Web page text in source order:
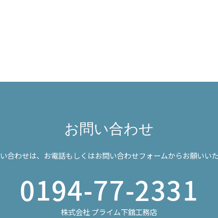
お問い合わせ
合わせは、お電話もしくはお問い合わせフォームからお願いいた
0194-77-2331
株式会社 プライム下舘工務店